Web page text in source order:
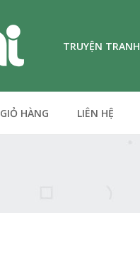
TRUYỆN TRANH
GIỎ HÀNG LIÊN HỆ